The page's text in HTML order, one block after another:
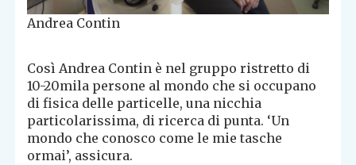
Andrea Contin
Così Andrea Contin è nel gruppo ristretto di
10-20mila persone al mondo che si occupano
di fisica delle particelle, una nicchia
particolarissima, di ricerca di punta. ‘Un
mondo che conosco come le mie tasche
ormai’, assicura.